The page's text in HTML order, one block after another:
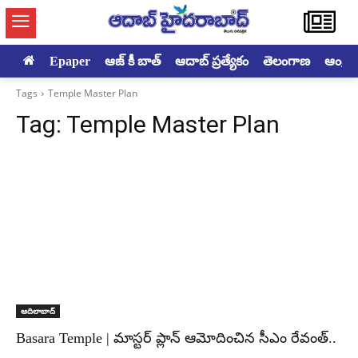
Epaper ఆజ్ కీ బాత్ ఆదాబ్ ప్రత్యేకం తెలంగాణ
Tags Temple Master Plan
Tag: Temple Master Plan
ఆదిలాబాద్
Basara Temple | మాస్టర్ ప్లాన్ ఆమోదించిన సీఎం రేవంత్..